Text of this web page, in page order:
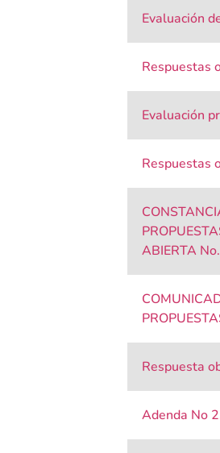
Evaluación
Respuestas
Evaluación
Respuestas
ABIERTA
Respuesta
Adenda No